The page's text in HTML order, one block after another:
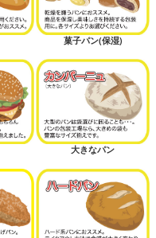
菓子パン(保湿)
大きなパン